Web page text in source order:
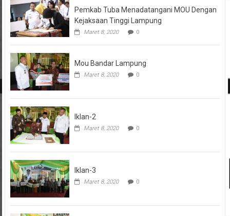
Pemkab Tuba Menadatangani MOU Dengan
Kejaksaan Tinggi Lampung
Maret 8, 2020 0
Mou Bandar Lampung
Maret 8, 2020 0
Iklan-2
Maret 8, 2020 0
Iklan-3
Maret 8, 2020 0